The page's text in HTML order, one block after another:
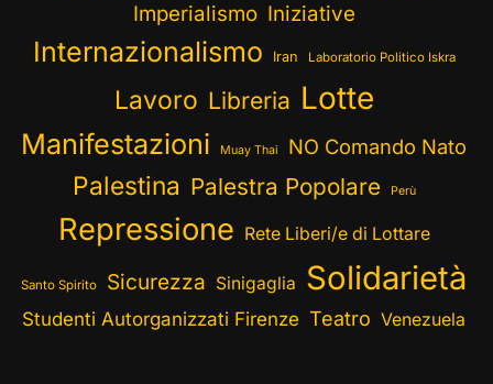
Imperialismo Iniziative
Internazionalismo Iran Laboratorio Politico Iskra
Lavoro Libreria Lotte
Manifestazioni Muay Thai NO Comando Nato
Palestina Palestra Popolare Perù
Repressione Rete Liberi/e di Lottare
Santo Spirito Sicurezza Sinigaglia Solidarietà
Studenti Autorganizzati Firenze Teatro Venezuela